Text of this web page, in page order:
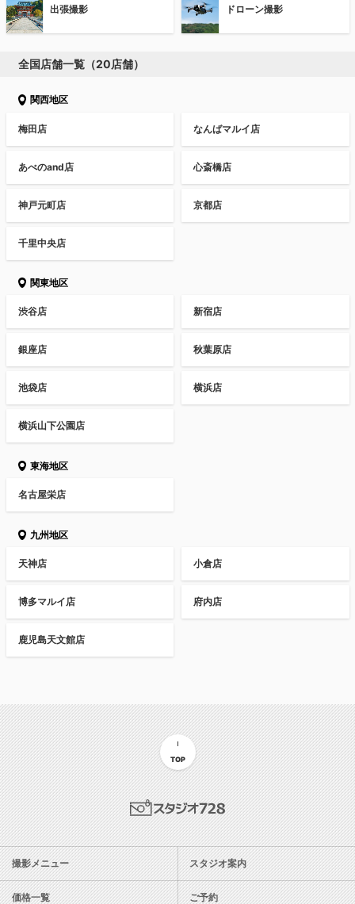
出張撮影 ドローン撮影
全国店舗一覧（20店舗）
関西地区
梅田店 なんばマルイ店
あべのand店 心斎橋店
神戸元町店 京都店
千里中央店
関東地区
渋谷店 新宿店
銀座店 秋葉原店
池袋店 横浜店
横浜山下公園店
東海地区
名古屋栄店
九州地区
天神店 小倉店
博多マルイ店 府内店
鹿児島天文館店
TOP
スタジオ728
撮影メニュー スタジオ案内
価格一覧 ご予約